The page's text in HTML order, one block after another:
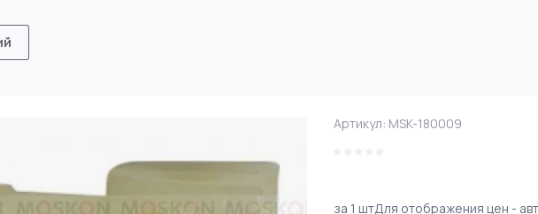
Volvo 7135-588
Артикул: MSK-180009
за 1 штДля отображения цен -